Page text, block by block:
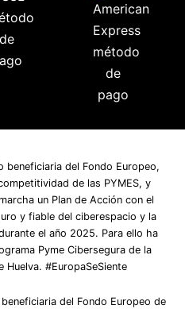
beneficiaria del Fondo Europeo,
de las PYMES, y
un Plan de Acción con el
y fiable del ciberespacio y la
el año 2025. Para ello ha
Pyme Cibersegura de la
Huelva. #EuropaSeSiente
del Fondo Europeo de